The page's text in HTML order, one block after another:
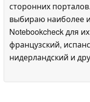
сторонних
выбираю наиболее
Notebookcheck для
французский,
нидерландский и